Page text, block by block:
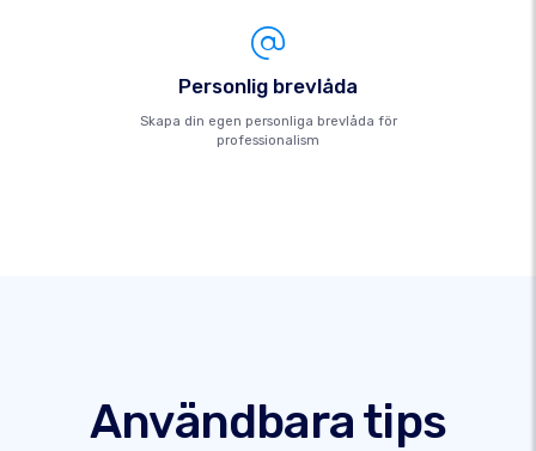
Personlig brevlåda
Skapa din egen personliga brevlåda för
professionalism
Användbara tips